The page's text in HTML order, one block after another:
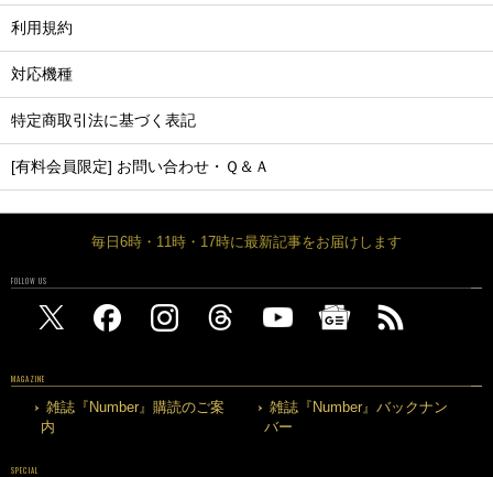
利用規約
対応機種
特定商取引法に基づく表記
[有料会員限定] お問い合わせ・Ｑ＆Ａ
毎日6時・11時・17時に最新記事をお届けします
FOLLOW US
MAGAZINE
雑誌『Number』購読のご案
内
雑誌『Number』バックナン
バー
SPECIAL